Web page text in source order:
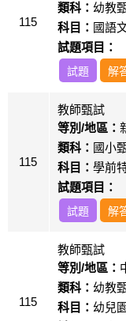
115
類科： 幼教
科目： 國語
試題項目：
試題 解
115
教師甄試
等別/地區：
類科： 國小
科目： 學前
試題項目：
試題 解
115
教師甄試
等別/地區：
類科： 幼教
科目： 幼兒